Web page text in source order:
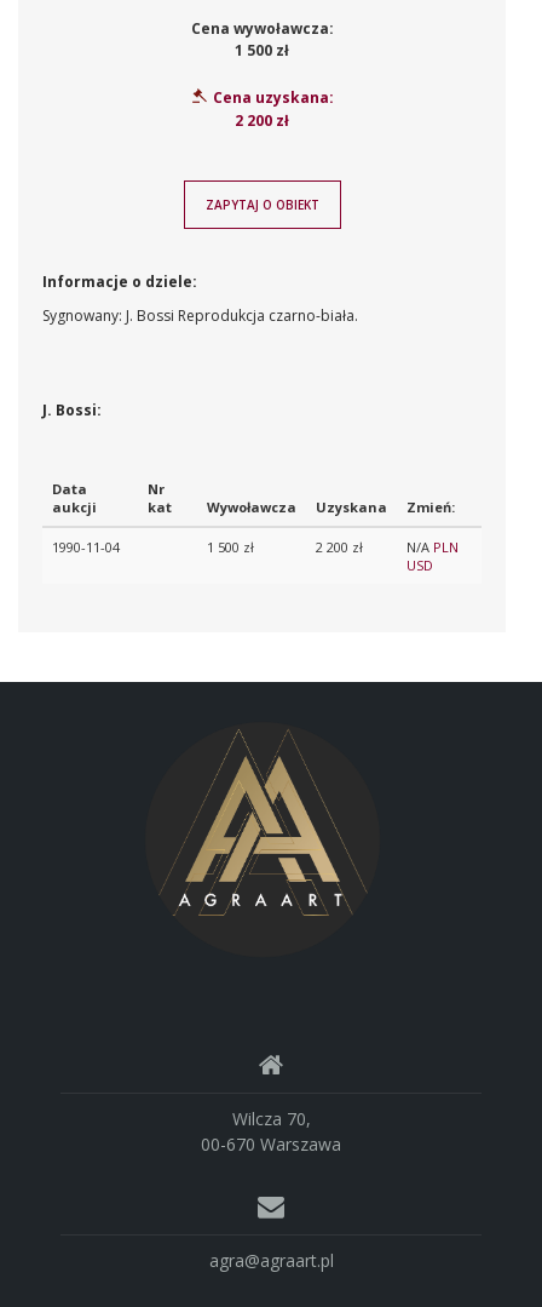
Cena wywoławcza:
1 500 zł
Cena uzyskana:
2 200 zł
ZAPYTAJ O OBIEKT
Informacje o dziele:
Sygnowany: J. Bossi Reprodukcja czarno-biała.
J. Bossi:
Data
aukcji
Nr
kat
Wywoławcza Uzyskana Zmień:
1990-11-04 1 500 zł 2 200 zł N/A PLN
USD
Wilcza 70,
00-670 Warszawa
agra@agraart.pl